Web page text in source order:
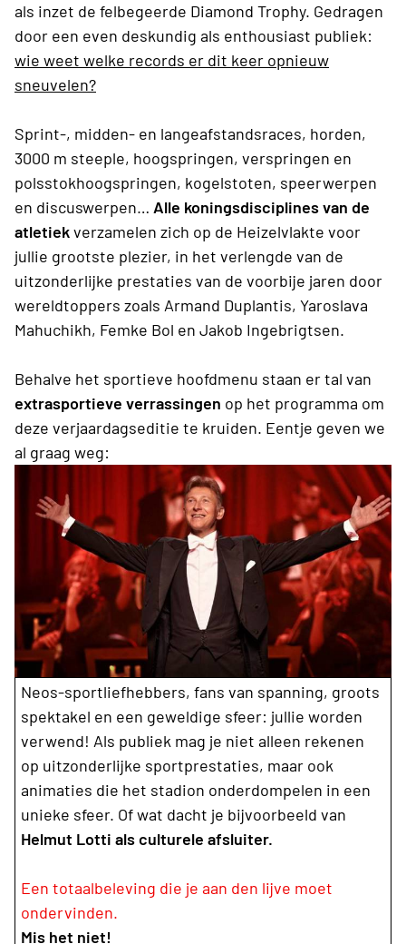
als inzet de felbegeerde Diamond Trophy. Gedragen
door een even deskundig als enthousiast publiek:
wie weet welke records er dit keer opnieuw
sneuvelen?
Sprint-, midden- en langeafstandsraces, horden,
3000 m steeple, hoogspringen, verspringen en
polsstokhoogspringen, kogelstoten, speerwerpen
en discuswerpen… Alle koningsdisciplines van de
atletiekverzamelen zich op de Heizelvlakte voor
jullie grootste plezier, in het verlengde van de
uitzonderlijke prestaties van de voorbije jaren door
wereldtoppers zoals Armand Duplantis, Yaroslava
Mahuchikh, Femke Bol en Jakob Ingebrigtsen.
Behalve het sportieve hoofdmenu staan er tal van
extrasportieve verrassingen op het programma om
deze verjaardagseditie te kruiden. Eentje geven we
al graag weg:
Neos-sportliefhebbers, fans van spanning, groots
spektakel en een geweldige sfeer: jullie worden
verwend! Als publiek mag je niet alleen rekenen
op uitzonderlijke sportprestaties, maar ook
animaties die het stadion onderdompelen in een
unieke sfeer. Of wat dacht je bijvoorbeeld van
Helmut Lotti als culturele afsluiter.
Een totaalbeleving die je aan den lijve moet
ondervinden.
Mis het niet!